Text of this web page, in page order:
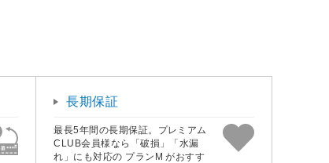
長期保証
最長5年間の長期保証。プレミアム
CLUB会員様なら「破損」「水漏
れ」にも対応の プランM がおすす